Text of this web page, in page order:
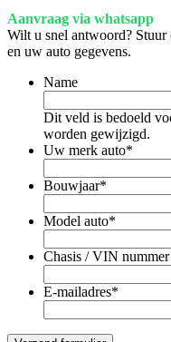
Aanvraag via whatsapp
Wilt u snel antwoord? Stuur
en uw auto gegevens.
Name
Dit veld is bedoeld
worden gewijzigd.
Uw merk auto*
Bouwjaar*
Model auto*
Chasis / VIN nummer
E-mailadres*